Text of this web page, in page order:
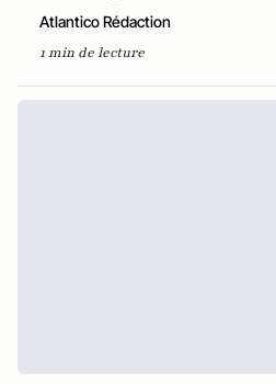
Atlantico Rédaction
1 min de lecture